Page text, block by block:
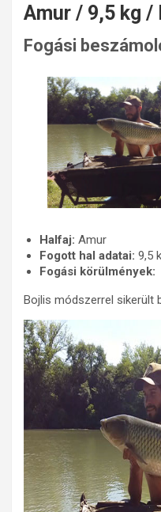
Amur / 9,5 kg
Fogási
Halfaj: Amur
Fogott hal adatai: 9,5
Fogási körülmények:
Bojlis módszerrel sikerült